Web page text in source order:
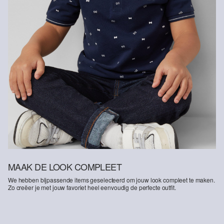
MAAK DE LOOK COMPLEET
We hebben bijpassende items geselecteerd om jouw look compleet te maken.
Zo creëer je met jouw favoriet heel eenvoudig de perfecte outfit.